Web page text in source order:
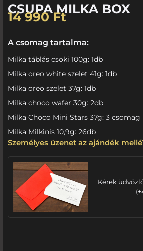
CSUPA MILKA BOX
14 990Ft
A csomag tartalma:
Milka táblás csoki 100g: 1db
Milka oreo white szelet 41g: 1db
Milka oreo szelet 37g: 1db
Milka choco wafer 30g: 2db
Milka Choco Mini Stars 37g: 3 csomag
Milka Milkinis 10,9g: 26db
Személyes üzenet az ajándék
Kérek
(+